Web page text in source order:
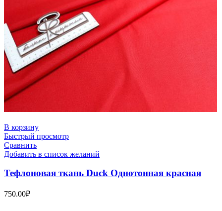
В корзину
Быстрый просмотр
Сравнить
Добавить в список желаний
Тефлоновая ткань Duck Однотонная красная
750.00₽